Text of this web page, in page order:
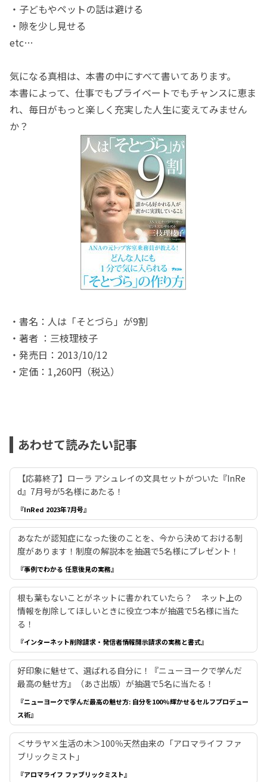
・子どもやペットの話は避ける
・隙を少し見せる
etc…
気になる真相は、本書の中にすべて書いてあります。
本書によって、仕事でもプライベートでもチャンスに恵ま
れ、毎日がもっと楽しく充実した人生に変えてみません
か？
・書名：人は「そとづら」が9割
・著者 ：三枝理枝子
・発売日：2013/10/12
・定価：1,260円（税込）
あわせて読みたい記事
【応募終了】ローラ アシュレイの文具セットがついた『InRe
d』7月号が5名様にあたる！
『InRed 2023年7月号』
あなたが認知症になった後のことを、今から決めておける制
度があります！制度の解説本を抽選で5名様にプレゼント！
『事例でわかる 任意後見の実務』
根も葉もないことがネットに書かれていたら？ ネット上の
情報を削除してほしいときに役立つ本が抽選で5名様に当た
る！
『インターネット削除請求・発信者情報開示請求の実務と書式』
好印象に魅せて、選ばれる自分に！『ニューヨークで学んだ
最高の魅せ方』（あさ出版）が抽選で5名に当たる！
『ニューヨークで学んだ最高の魅せ方: 自分を100%輝かせるセルフプロデュー
ス術』
＜サラヤ×生活の木＞100％天然由来の「アロマライフ ファ
ブリックミスト」
『アロマライフ ファブリックミスト』